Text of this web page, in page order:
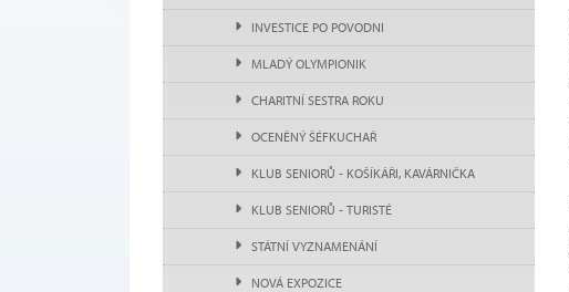
INVESTICE PO POVODNI
MLADÝ OLYMPIONIK
CHARITNÍ SESTRA ROKU
OCENĚNÝ ŠÉFKUCHAŘ
KLUB SENIORŮ - KOŠÍKÁŘI, KAVÁRNIČKA
KLUB SENIORŮ - TURISTÉ
STÁTNÍ VYZNAMENÁNÍ
NOVÁ EXPOZICE